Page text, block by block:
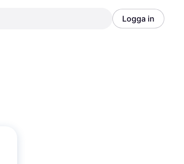
Logga in